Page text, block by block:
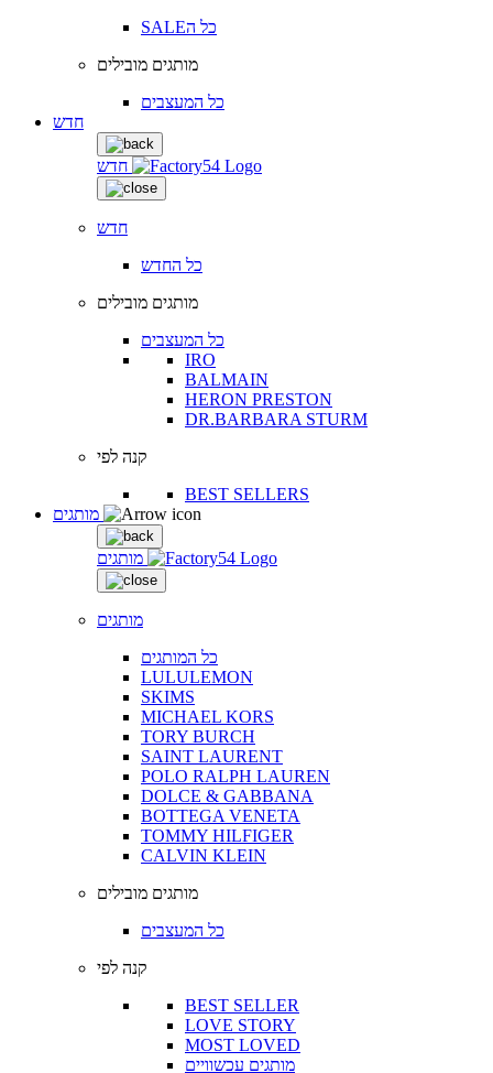
SALEכל ה
מותגים מובילים
כל המעצבים
חדש
חדש
חדש
כל החדש
מותגים מובילים
כל המעצבים
IRO
BALMAIN
HERON PRESTON
DR.BARBARA STURM
קנה לפי
BEST SELLERS
מותגים
מותגים
כל המותגים
LULULEMON
SKIMS
MICHAEL KORS
TORY BURCH
SAINT LAURENT
POLO RALPH LAUREN
DOLCE & GABBANA
BOTTEGA VENETA
TOMMY HILFIGER
CALVIN KLEIN
מותגים מובילים
כל המעצבים
קנה לפי
BEST SELLER
LOVE STORY
MOST LOVED
מותגים עכשוויים